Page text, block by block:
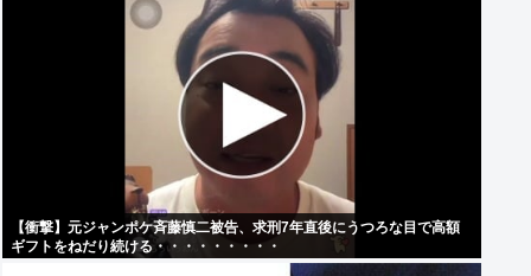
【衝撃】元ジャンポケ斉藤慎二被告、求刑7年直後にうつろな目で高額
ギフトをねだり続ける・・・・・・・・・